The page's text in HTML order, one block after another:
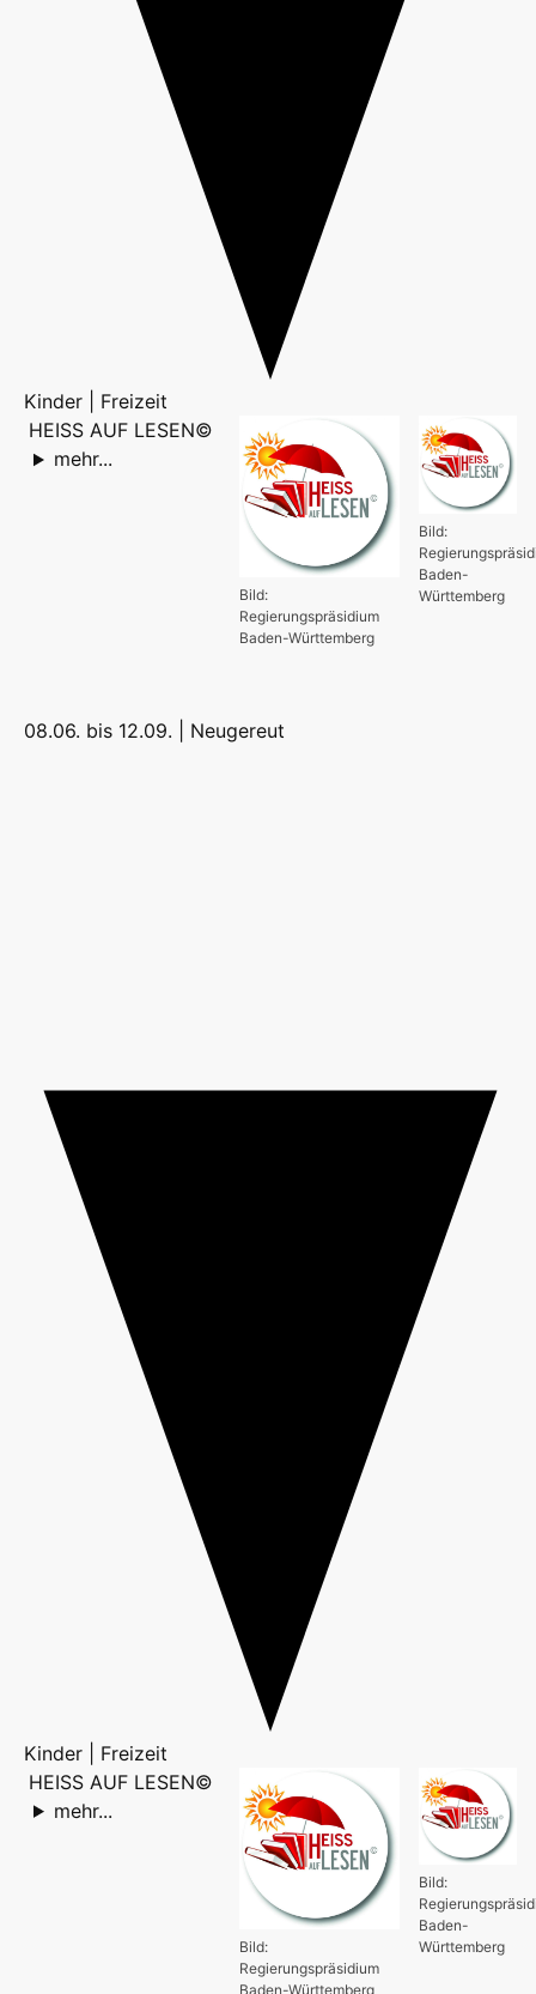
Kinder | Freizeit
Bild:
Baden-
Württemberg
Bild:
Regierungspräsidium
Baden-Württemberg
HEISS AUF LESEN©
mehr...
08.06. bis 12.09. | Neugereut
Kinder | Freizeit
Bild:
Baden-
Württemberg
Bild:
Regierungspräsidium
Baden-Württemberg
HEISS AUF LESEN©
mehr...